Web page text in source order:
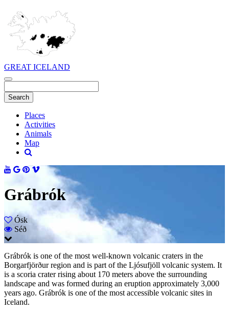
GREAT ICELAND
Places
Activities
Animals
Map
Grábrók
Ósk
Séð
Grábrók is one of the most well-known volcanic craters in the
Borgarfjörður region and is part of the Ljósufjöll volcanic system. It
is a scoria crater rising about 170 meters above the surrounding
landscape and was formed during an eruption approximately 3,000
years ago. Grábrók is one of the most accessible volcanic sites in
Iceland.